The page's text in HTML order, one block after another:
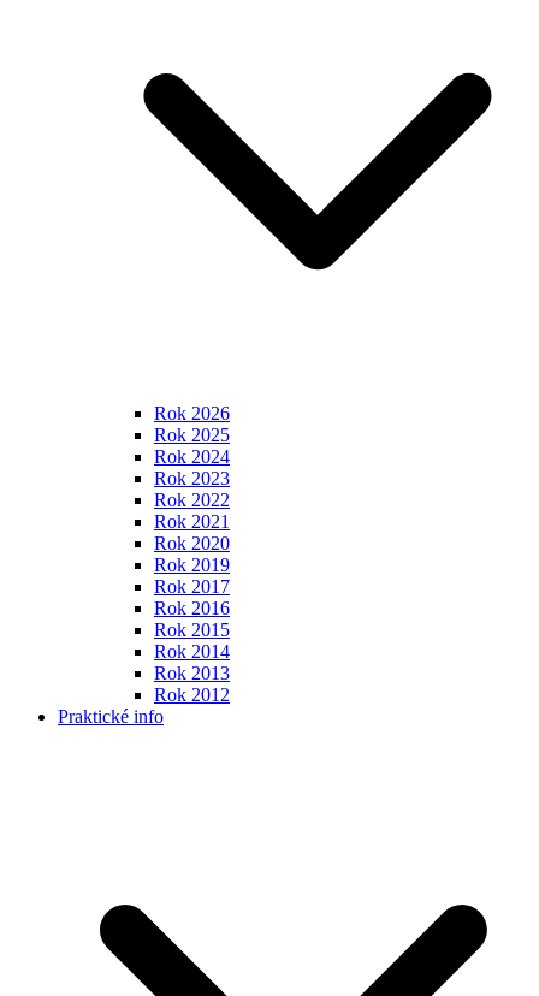
Rok 2026
Rok 2025
Rok 2024
Rok 2023
Rok 2022
Rok 2021
Rok 2020
Rok 2019
Rok 2017
Rok 2016
Rok 2015
Rok 2014
Rok 2013
Rok 2012
Praktické info